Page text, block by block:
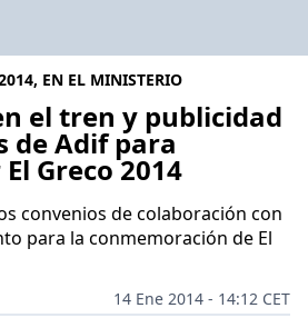
EN EL MINISTERIO
el tren y publicidad
de Adif para
Greco 2014
convenios de colaboración con
para la conmemoración de El
14 Ene 2014 - 14:12 CET